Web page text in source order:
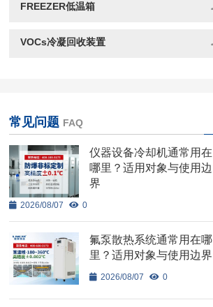
FREEZER低温箱
VOCs冷凝回收装置
常见问题 FAQ
仪器设备冷却机通常用在
哪里？适用对象与使用边
界
2026/08/07 0
氟泵散热系统通常用在哪
里？适用对象与使用边界
2026/08/07 0